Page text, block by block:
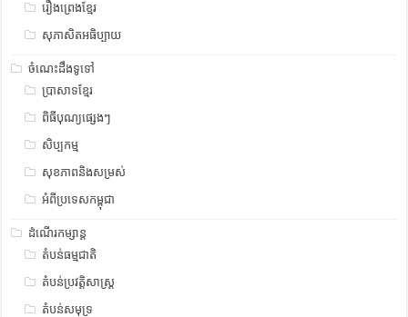
រឿងព្រេងខ្មែរ
សុភាសិតអធិប្បាយ
ចំណេះដឹងទូទៅ
ប្រាសាទខ្មែរ
ពិធីបុណ្យផ្សេងៗ
សិប្បកម្ម
សុខភាពនិងសម្រស់
អំពីប្រទេសកម្ពុជា
ដំណើរកម្សាន្ត
តំបន់ធម្មជាតិ
តំបន់ប្រវត្តិសាស្រ្ត
តំបន់សមុទ្រ